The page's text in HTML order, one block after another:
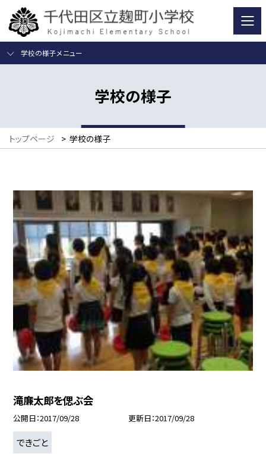
学校の様子メニュー
学校の様子
トップページ > 学校の様子
滝廉太郎を偲ぶ会
公開日 2017/09/28 更新日 2017/09/28
できごと